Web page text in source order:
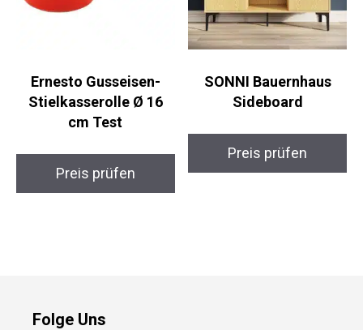
Ernesto Gusseisen-
Stielkasserolle Ø 16
cm Test
Preis prüfen
SONNI Bauernhaus
Sideboard
Preis prüfen
Folge Uns